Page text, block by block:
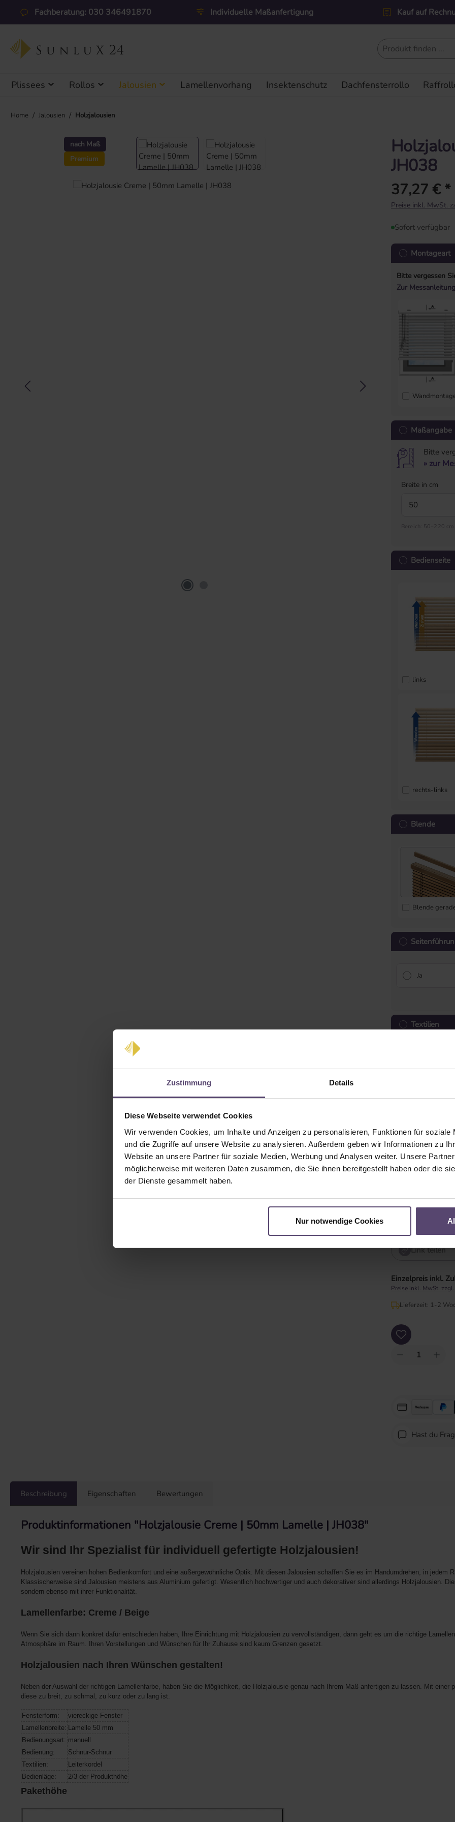
Zustimmung Details
Diese Webseite verwendet Cookies
Wir verwenden Cookies, um Inhalte und Anzeigen zu personalisieren, Funktionen für soziale
und die Zugriffe auf unsere Website zu analysieren. Außerdem geben wir Informationen zu
Website an unsere Partner für soziale Medien, Werbung und Analysen weiter. Unsere
möglicherweise mit weiteren Daten zusammen, die Sie ihnen bereitgestellt haben oder die
der Dienste gesammelt haben.
Nur notwendige Cookies
Hauptinhalt springen
Zur Suche springen
Zur Hauptnavigation springen
Fachberatung: 030 346491870 Individuelle Maßanfertigung Kauf auf
Plissees Rollos Jalousien Lamellenvorhang Insektenschutz Dachfensterrollo
Home / Jalousien / Holzjalousien
nach Maß
Premium
Bildergalerie überspringen
JH038
Regulärer Preis:
37,27 € *
Preise inkl. MwSt.
Sofort verfügbar
Montageart
Bitte vergessen
Zur Messanleitung
Maßangabe
Bitte
» zur
Breite in cm
Bereich: 50–220 cm
Bedienseite
links
rechts-links
Blende
Blende
Ja
Textilien
Bedienlänge
Bedienlänge in cm
min=0
Link teilen
Einzelpreis inkl.
Preise inkl. MwSt.
Lieferzeit: 1-2
Produkt Anzahl:
Hast du
Beschreibung Eigenschaften Bewertungen
Produktinformationen "Holzjalousie Creme | 50mm Lamelle | JH038"
Wir sind Ihr Spezialist für individuell gefertigte Holzjalousien!
Holzjalousien vereinen hohen Bedienkomfort und eine außergewöhnliche Optik. Mit diesen Jalousien schaffen Sie es im Handumdrehen, in jedem
Klassischerweise sind Jalousien meistens aus Aluminium gefertigt. Wesentlich hochwertiger und auch dekorativer sind allerdings Holzjalousien.
sondern ebenso mit ihrer Funktionalität.
Lamellenfarbe: Creme / Beige
Wenn Sie sich dann konkret dafür entschieden haben, Ihre Einrichtung mit Holzjalousien zu vervollständigen, dann geht es um die richtige
Atmosphäre im Raum. Ihren Vorstellungen und Wünschen für Ihr Zuhause sind kaum Grenzen gesetzt.
Holzjalousien nach Ihren Wünschen gestalten!
Neben der Auswahl der richtigen Lamellenfarbe, haben Sie die Möglichkeit, die Holzjalousie genau nach Ihrem Maß anfertigen zu lassen. Mit
diese zu breit, zu schmal, zu kurz oder zu lang ist.
Fensterform:
viereckige Fenster
Lamellenbreite:
Lamelle 50 mm
Bedienungsart: manuell
Bedienung:
Schnur-Schnur
Textilien:
Leiterkordel
Bedienläge:
2/3 der Produkthöhe
Pakethöhe